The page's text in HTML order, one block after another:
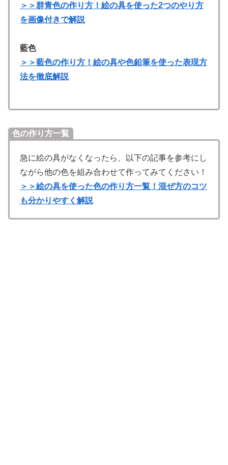
＞＞群青色の作り方！絵の具を使った2つのやり方
を画像付きで解説
藍色
＞＞藍色の作り方！絵の具や色鉛筆を使った表現方
法を徹底解説
色の作り方一覧
急に絵の具がなくなったら、以下の記事を参考にし
ながら他の色を組み合わせて作ってみてください！
＞＞絵の具を使った色の作り方一覧！混ぜ方のコツ
も分かりやすく解説